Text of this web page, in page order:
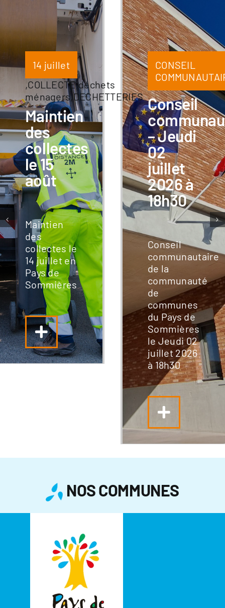
14 juillet
,COLLECTE,déchets
ménagers,DECHETTERIES
Maintien
des
collectes
le 15
août
Maintien
des
collectes le
14 juillet en
Pays de
Sommières
CONSEIL
Conseil
– Jeudi
02
juillet
2026 à
18h30
Conseil
communautaire
de la
communauté
de
communes
du Pays de
Sommières
le Jeudi 02
juillet 2026
à 18h30
NOS COMMUNES